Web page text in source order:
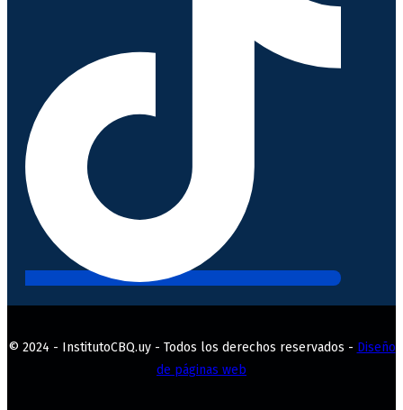
© 2024 - InstitutoCBQ.uy - Todos los derechos reservados - Diseño
de páginas web